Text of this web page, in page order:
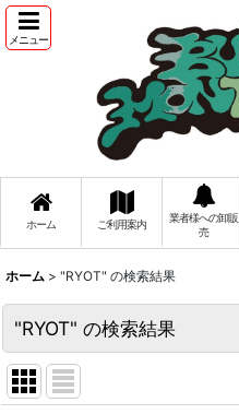
メニュー
ホーム ご利用案内
業者様への卸販
売
ホーム > "RYOT" の検索結果
"RYOT" の検索結果